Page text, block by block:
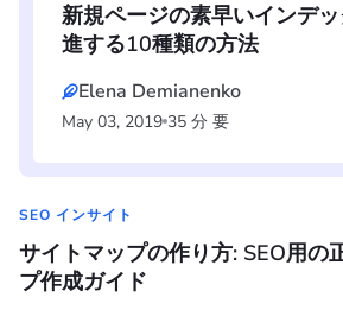
新規ページの素早いインデ
進する10種類の方法
Elena Demianenko
May 03, 2019 35 分 要
SEO インサイト
サイトマップの作り方: SEO用の
プ作成ガイド